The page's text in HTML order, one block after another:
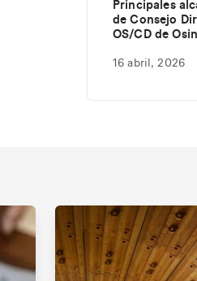
Principales
de Consejo
OS/CD de
16 abril, 2026